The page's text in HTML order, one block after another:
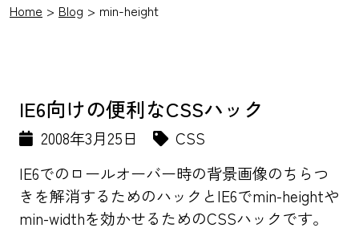
Home Blog min-height
IE6向けの便利なCSSハック
2008年3月25日
CSS
IE6でのロールオーバー時の背景画像のちらつ
きを解消するためのハックとIE6でmin-heightや
min-widthを効かせるためのCSSハックです。